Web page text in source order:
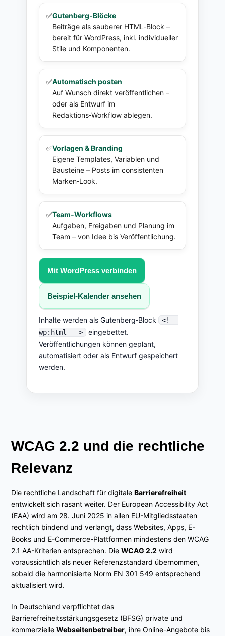
✅Gutenberg‑Blöcke
Beiträge als sauberer HTML‑Block –
bereit für WordPress, inkl. individueller
Stile und Komponenten.
✅Automatisch posten
Auf Wunsch direkt veröffentlichen –
oder als Entwurf im
Redaktions‑Workflow ablegen.
✅Vorlagen & Branding
Eigene Templates, Variablen und
Bausteine – Posts im consistenten
Marken‑Look.
✅Team‑Workflows
Aufgaben, Freigaben und Planung im
Team – von Idee bis Veröffentlichung.
Mit WordPress verbinden
Beispiel‑Kalender ansehen
Inhalte werden als Gutenberg‑Block <!--
wp:html -->
eingebettet.
Veröffentlichungen können geplant,
automatisiert oder als Entwurf gespeichert
werden.
WCAG 2.2 und die rechtliche
Relevanz
Die rechtliche Landschaft für digitaleBarrierefreiheit
entwickelt sich rasant weiter. Der European Accessibility Act
(EAA) wird am 28. Juni 2025 in allen EU-Mitgliedsstaaten
rechtlich bindend und verlangt, dass Websites, Apps, E-
Books und E-Commerce-Plattformen mindestens den WCAG
2.1 AA-Kriterien entsprechen. DieWCAG 2.2 wird
voraussichtlich als neuer Referenzstandard übernommen,
sobald die harmonisierte Norm EN 301 549 entsprechend
aktualisiert wird.
In Deutschland verpflichtet das
Barrierefreiheitsstärkungsgesetz (BFSG) private und
kommerzielleWebseitenbetreiber, ihre Online-Angebote bis